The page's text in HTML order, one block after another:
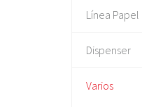
Línea Papel
Dispenser
Varios